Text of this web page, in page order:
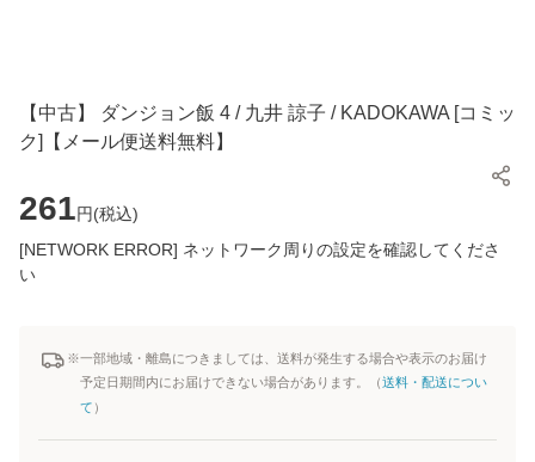
【中古】 ダンジョン飯 4 / 九井 諒子 / KADOKAWA [コミッ
ク]【メール便送料無料】
261円(税込)
[NETWORK ERROR] ネットワーク周りの設定を確認してくださ
い
※一部地域・離島につきましては、送料が発生する場合や表示のお届け
予定日期間内にお届けできない場合があります。（送料・配送につい
て ）